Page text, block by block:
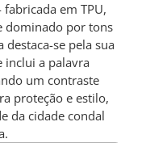
em TPU,
dominado por tons
destaca-se pela sua
inclui a palavra
um contraste
proteção e estilo,
da cidade condal